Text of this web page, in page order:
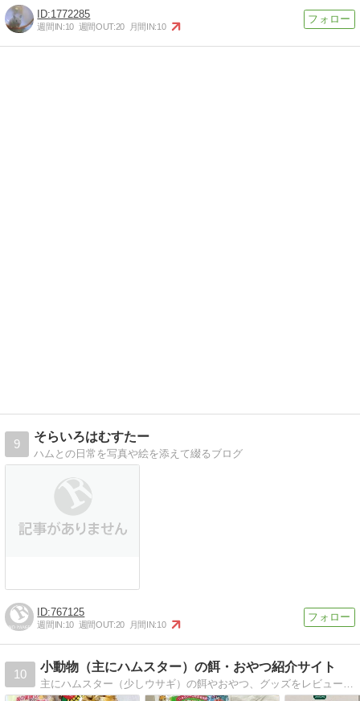
1772285
週間IN:10 週間OUT:20 月間IN:10
9
そらいろはむすたー
ハムとの日常を写真や絵を添えて綴るブログ
767125
週間IN:10 週間OUT:20 月間IN:10
10
小動物（主にハムスター）の餌・おやつ紹介サイト
主にハムスター（少しウサギ）の餌やおやつ、グッズをレビューしたり、良品を紹介しています。